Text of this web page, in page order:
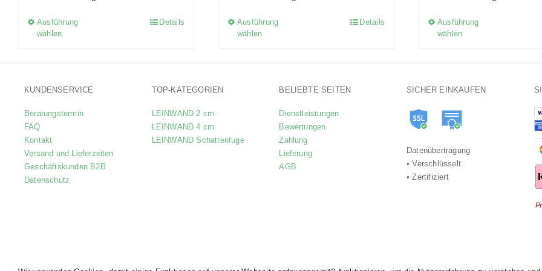
Ausführung
wählen
können
auf
Details
Ausführung
wählen
Varianten
Optionen
können
Details
Ausführung
wählen
KUNDENSERVICE
Beratungstermin
FAQ
Kontakt
Versand und Lieferzeiten
Geschäftskunden B2B
Datenschutz
TOP-KATEGORIEN
LEINWAND 2 cm
LEINWAND 4 cm
LEINWAND Schattenfuge
BELIEBTE SEITEN
Dienstleistungen
Bewertungen
Zahlung
Lieferung
AGB
SICHER EINKAUFEN
Datenübertragung
• Verschlüsselt
• Zertifiziert